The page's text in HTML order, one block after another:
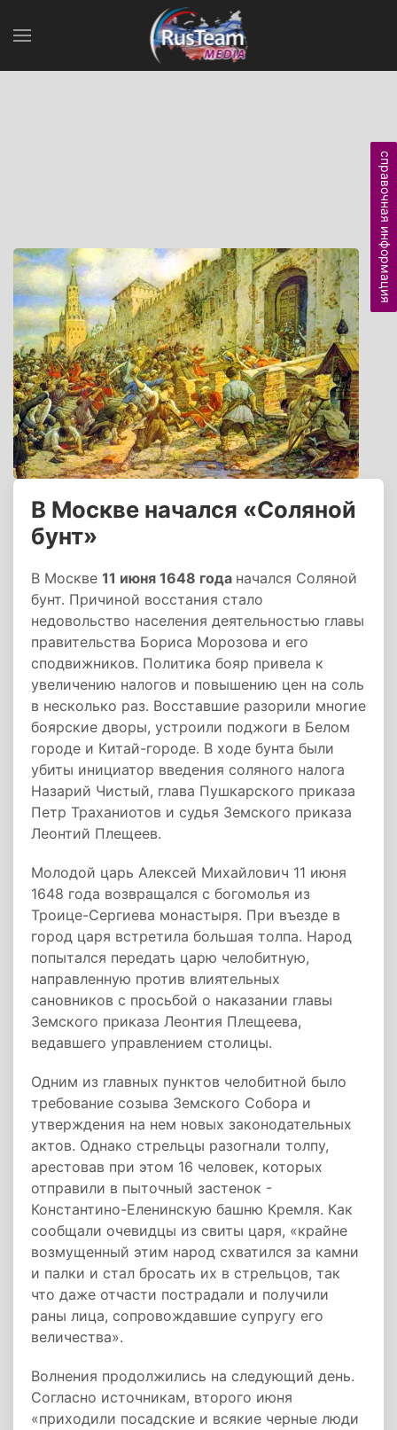
В Москве начался «Соляной
бунт»
В Москве 11 июня 1648 года начался Соляной
бунт. Причиной восстания стало
недовольство населения деятельностью главы
правительства Бориса Морозова и его
сподвижников. Политика бояр привела к
увеличению налогов и повышению цен на соль
в несколько раз. Восставшие разорили многие
боярские дворы, устроили поджоги в Белом
городе и Китай-городе. В ходе бунта были
убиты инициатор введения соляного налога
Назарий Чистый, глава Пушкарского приказа
Петр Траханиотов и судья Земского приказа
Леонтий Плещеев.
Молодой царь Алексей Михайлович 11 июня
1648 года возвращался с богомолья из
Троице-Сергиева монастыря. При въезде в
город царя встретила большая толпа. Народ
попытался передать царю челобитную,
направленную против влиятельных
сановников с просьбой о наказании главы
Земского приказа Леонтия Плещеева,
ведавшего управлением столицы.
Одним из главных пунктов челобитной было
требование созыва Земского Собора и
утверждения на нем новых законодательных
актов. Однако стрельцы разогнали толпу,
арестовав при этом 16 человек, которых
отправили в пыточный застенок -
Константино-Еленинскую башню Кремля. Как
сообщали очевидцы из свиты царя, «крайне
возмущенный этим народ схватился за камни
и палки и стал бросать их в стрельцов, так
что даже отчасти пострадали и получили
раны лица, сопровождавшие супругу его
величества».
Волнения продолжились на следующий день.
Согласно источникам, второго июня
«приходили посадские и всякие черные люди
справочная информация